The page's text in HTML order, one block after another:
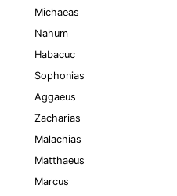
Michaeas
Nahum
Habacuc
Sophonias
Aggaeus
Zacharias
Malachias
Matthaeus
Marcus